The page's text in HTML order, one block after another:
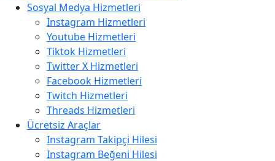
Sosyal Medya Hizmetleri
Instagram Hizmetleri
Youtube Hizmetleri
Tiktok Hizmetleri
Twitter X Hizmetleri
Facebook Hizmetleri
Twitch Hizmetleri
Threads Hizmetleri
Ücretsiz Araçlar
Instagram Takipçi Hilesi
Instagram Beğeni Hilesi